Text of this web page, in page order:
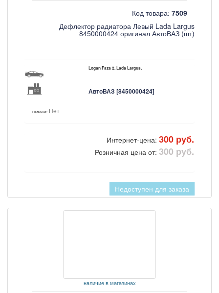
Код товара: 7509
Дефлектор радиатора Левый Lada Largus
8450000424 оригинал АвтоВАЗ (шт)
Logan Faza 2, Lada Largus,
АвтоВАЗ [8450000424]
Наличие: Нет
Интернет-цена: 300 руб.
Розничная цена от: 300 руб.
Недоступен для заказа
наличие в магазинах